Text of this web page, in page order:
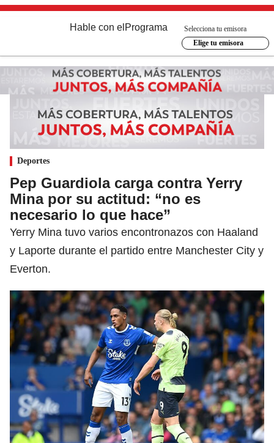
Hable con el Programa
Selecciona tu emisora
Elige tu emisora
Deportes
Pep Guardiola carga contra Yerry
Mina por su actitud: “no es
necesario lo que hace”
Yerry Mina tuvo varios encontronazos con Haaland
y Laporte durante el partido entre Manchester City y
Everton.